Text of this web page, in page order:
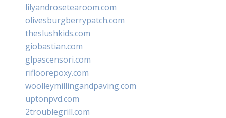
lilyandrosetearoom.com
olivesburgberrypatch.com
theslushkids.com
giobastian.com
glpascensori.com
rifloorepoxy.com
woolleymillingandpaving.com
uptonpvd.com
2troublegrill.com